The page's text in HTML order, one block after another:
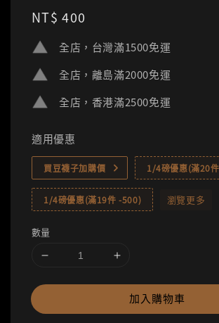
Regular
NT$ 400
全店，台灣滿1500免運
全店，離島滿2000免運
全店，香港滿2500免運
適用優惠
買豆襪子加購價 1/4磅優惠(滿20
1/4磅優惠(滿19件 -500) 瀏覽更多
數量
加入購物車